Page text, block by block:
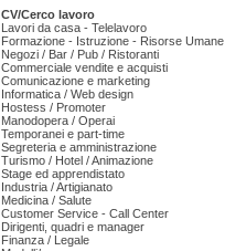
CV/Cerco lavoro
Lavori da casa - Telelavoro
Formazione - Istruzione - Risorse Umane
Negozi / Bar / Pub / Ristoranti
Commerciale vendite e acquisti
Comunicazione e marketing
Informatica / Web design
Hostess / Promoter
Manodopera / Operai
Temporanei e part-time
Segreteria e amministrazione
Turismo / Hotel / Animazione
Stage ed apprendistato
Industria / Artigianato
Medicina / Salute
Customer Service - Call Center
Dirigenti, quadri e manager
Finanza / Legale